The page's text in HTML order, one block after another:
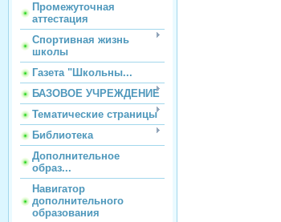
Промежуточная
аттестация
Спортивная жизнь
школы
Газета "Школьны...
БАЗОВОЕ УЧРЕЖДЕНИЕ
Тематические страницы
Библиотека
Дополнительное
образ...
Навигатор
дополнительного
образования